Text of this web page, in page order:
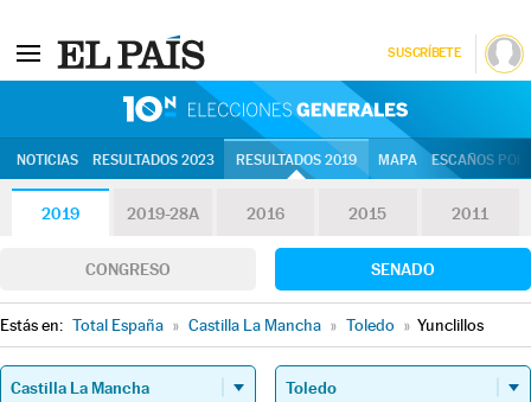
SUSCRÍBETE
NOTICIAS RESULTADOS 2023 RESULTADOS 2019 MAPA ESCAÑOS
2019 2019-28A 2016 2015 2011
CONGRESO SENADO
Estás en: Total España » Castilla La Mancha » Toledo » Yunclillos